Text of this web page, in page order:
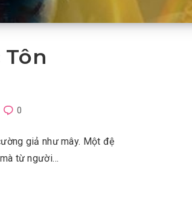
0
giả như mây. Một đệ
từ người…